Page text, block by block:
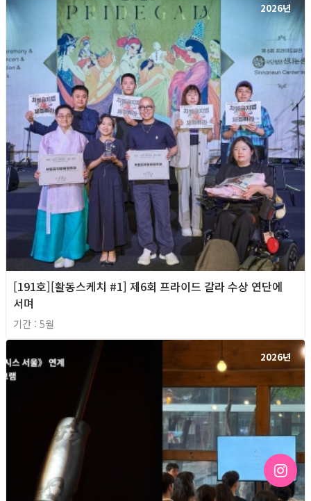
2026년
[191호][활동스케치 #1] 제6회 프라이드 갈라 수상 연단에
서며
기간 : 5월
2026년